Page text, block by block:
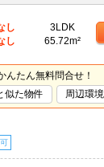
し
し
3LDK
65.72m²
んたん無料問合せ！
似た物件 周辺環境